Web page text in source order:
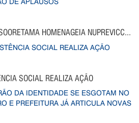
HOMENAGEIA NUPREVICC...
SOCIAL REALIZA AÇÃO